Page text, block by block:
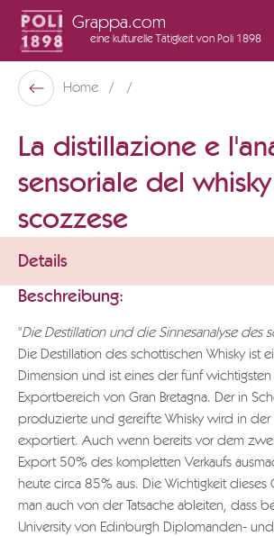
Grappa.com
eine kulturelle Tätigkeit von Poli 1898
Poli Museo Della Grappa
Zurück
Home
La distillazione e
sensoriale del whisky
scozzese
Details
Beschreibung:
"Die Destillation und die Sinnesanalyse des
Die Destillation des schottischen Whisky ist
Dimension und ist eines der fünf wichtigsten
Exportbereich von Gran Bretagna. Der in
produzierte und gereifte Whisky wird in der
exportiert. Auch wenn bereits vor dem
Export 50% des kompletten Verkaufs
heute circa 85% aus. Die Wichtigkeit dieses
man auch von der Tatsache ableiten, dass
University von Edinburgh Diplomanden- und